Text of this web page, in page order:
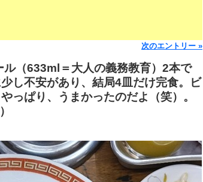
次のエントリー »
ル（633ml＝大人の義務教育）2本で
し不安があり、結局4皿だけ完食。ビ
っぱり、うまかったのだよ（笑）。